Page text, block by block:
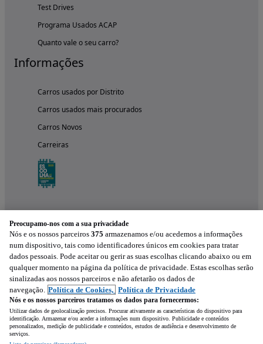
Test Drives
Programa Usados ACAP
Quanto vale o seu carro?
Informações
Carros usados por Distrito
Carros usados mais procurados
Carros Novos
Carreiras
Experimenta a aplicação
Preocupamo-nos com a sua privacidade
Nós e os nossos parceiros 375 armazenamos e/ou acedemos a informações
num dispositivo, tais como identificadores únicos em cookies para tratar
dados pessoais. Pode aceitar ou gerir as suas escolhas clicando abaixo ou em
qualquer momento na página da política de privacidade. Estas escolhas serão
sinalizadas aos nossos parceiros e não afetarão os dados de
navegação. Política de Cookies, Política de Privacidade
Nós e os nossos parceiros tratamos os dados para fornecermos:
Utilizar dados de geolocalização precisos. Procurar ativamente as características do dispositivo para
identificação. Armazenar e/ou aceder a informações num dispositivo. Publicidade e conteúdos
personalizados, medição de publicidade e conteúdos, estudos de audiência e desenvolvimento de
serviços.